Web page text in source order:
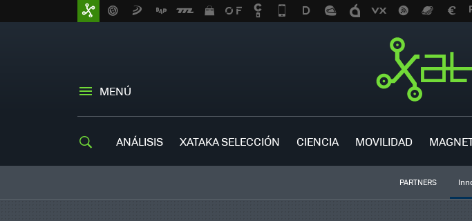
MENÚ
ANÁLISIS XATAKA SELECCIÓN CIENCIA MOVILIDAD
PARTNERS